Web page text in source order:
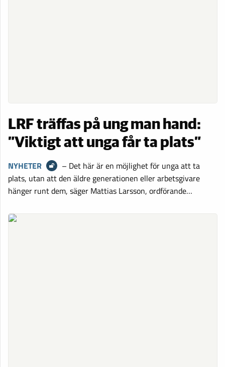
LRF träffas på ung man hand:
”Viktigt att unga får ta plats”
NYHETER
– Det här är en möjlighet för unga att ta
plats, utan att den äldre generationen eller arbetsgivare
hänger runt dem, säger Mattias Larsson, ordförande…